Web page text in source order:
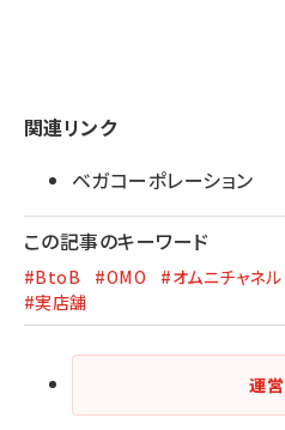
関連リンク
ベガコーポレーション
この記事のキーワード
#BtoB #OMO #オムニチャネル
#実店舗
運営